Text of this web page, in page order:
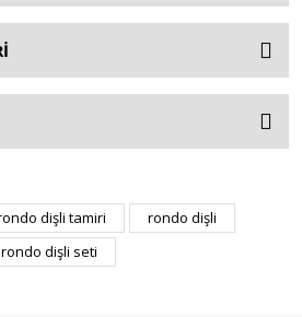
dişli tamiri
rondo dişli
rondo dişli seti